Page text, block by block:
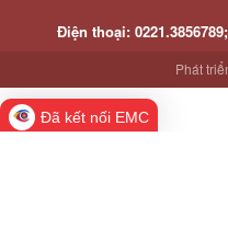
Điện thoại:
Phát
Đã kết nối EMC